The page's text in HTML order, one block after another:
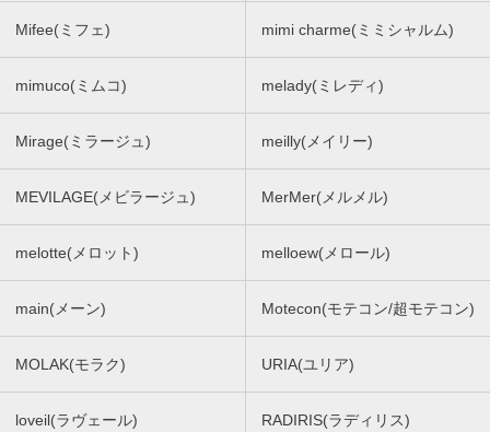
Mifee(ミフェ) mimi charme(ミミシャルム)
mimuco(ミムコ) melady(ミレディ)
Mirage(ミラージュ) meilly(メイリー)
MEVILAGE(メビラージュ) MerMer(メルメル)
melotte(メロット) melloew(メロール)
main(メーン) Motecon(モテコン/超モテコン)
MOLAK(モラク) URIA(ユリア)
loveil(ラヴェール) RADIRIS(ラディリス)